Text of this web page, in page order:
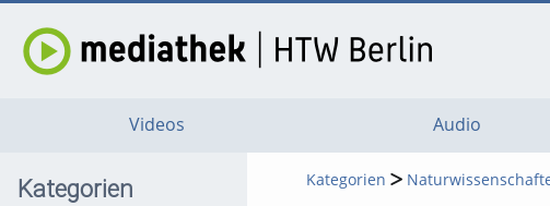
Videos Audio
Kategorien Kategorien